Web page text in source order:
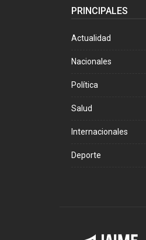
PRINCIPALES
Actualidad
Nacionales
Política
Salud
Internacionales
Deporte